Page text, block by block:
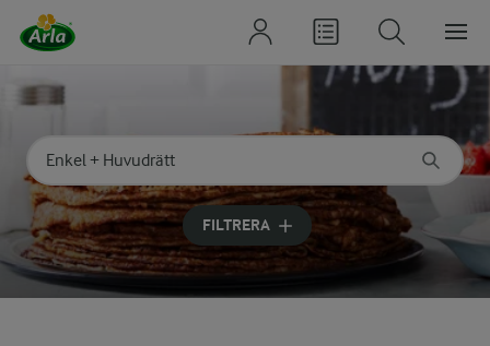
Sök på kategori eller ingrediens
Skriv in sökord för att få förslag
FILTRERA